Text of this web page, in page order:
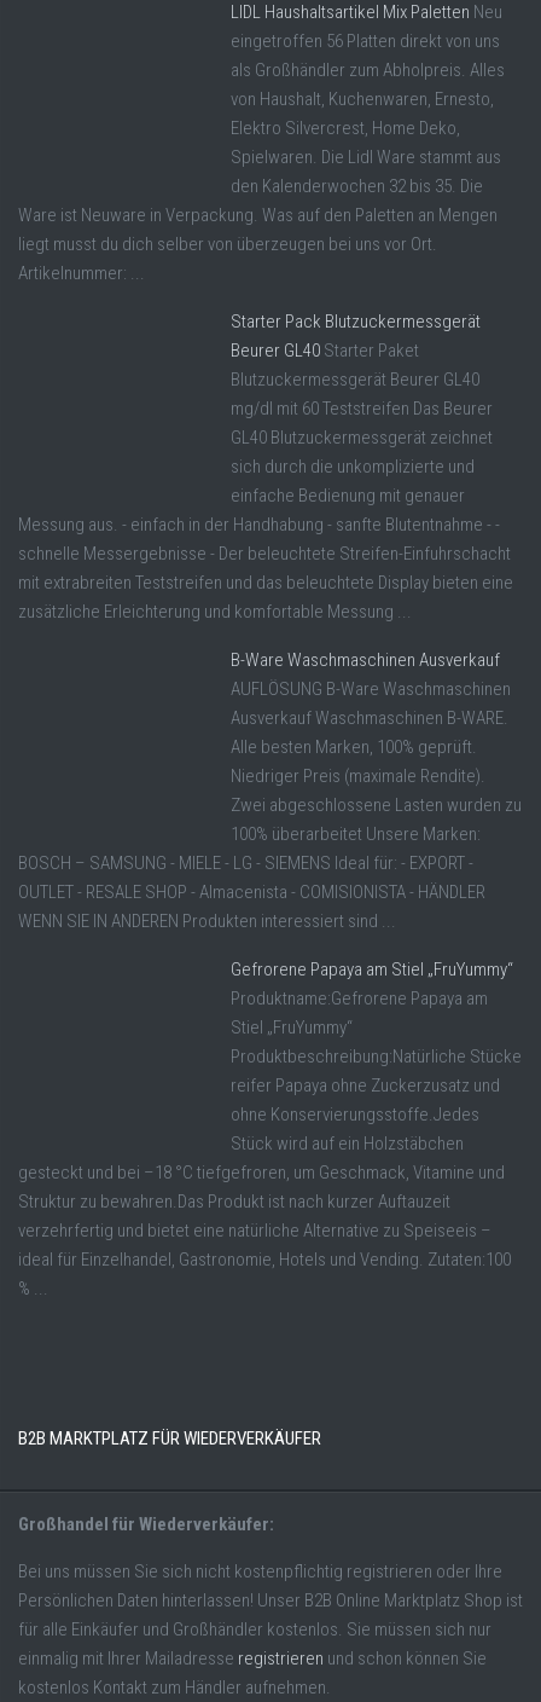
LIDL Haushaltsartikel Mix Paletten Neu
eingetroffen 56 Platten direkt von uns
als Großhändler zum Abholpreis. Alles
von Haushalt, Kuchenwaren, Ernesto,
Elektro Silvercrest, Home Deko,
Spielwaren. Die Lidl Ware stammt aus
den Kalenderwochen 32 bis 35. Die
Ware ist Neuware in Verpackung. Was auf den Paletten an Mengen
liegt musst du dich selber von überzeugen bei uns vor Ort.
Artikelnummer: ...
Starter Pack Blutzuckermessgerät
Beurer GL40 Starter Paket
Blutzuckermessgerät Beurer GL40
mg/dl mit 60 Teststreifen Das Beurer
GL40 Blutzuckermessgerät zeichnet
sich durch die unkomplizierte und
einfache Bedienung mit genauer
Messung aus. - einfach in der Handhabung - sanfte Blutentnahme - -
schnelle Messergebnisse - Der beleuchtete Streifen-Einfuhrschacht
mit extrabreiten Teststreifen und das beleuchtete Display bieten eine
zusätzliche Erleichterung und komfortable Messung ...
B-Ware Waschmaschinen Ausverkauf
AUFLÖSUNG B-Ware Waschmaschinen
Ausverkauf Waschmaschinen B-WARE.
Alle besten Marken, 100% geprüft.
Niedriger Preis (maximale Rendite).
Zwei abgeschlossene Lasten wurden zu
100% überarbeitet Unsere Marken:
BOSCH – SAMSUNG - MIELE - LG - SIEMENS Ideal für: - EXPORT -
OUTLET - RESALE SHOP - Almacenista - COMISIONISTA - HÄNDLER
WENN SIE IN ANDEREN Produkten interessiert sind ...
Gefrorene Papaya am Stiel „FruYummy“
Produktname:Gefrorene Papaya am
Stiel „FruYummy“
Produktbeschreibung:Natürliche Stücke
reifer Papaya ohne Zuckerzusatz und
ohne Konservierungsstoffe.Jedes
Stück wird auf ein Holzstäbchen
gesteckt und bei –18 °C tiefgefroren, um Geschmack, Vitamine und
Struktur zu bewahren.Das Produkt ist nach kurzer Auftauzeit
verzehrfertig und bietet eine natürliche Alternative zu Speiseeis –
ideal für Einzelhandel, Gastronomie, Hotels und Vending. Zutaten:100
% ...
B2B MARKTPLATZ FÜR WIEDERVERKÄUFER
Großhandel für Wiederverkäufer:
Bei uns müssen Sie sich nicht kostenpflichtig registrieren oder Ihre
Persönlichen Daten hinterlassen! Unser B2B Online Marktplatz Shop ist
für alle Einkäufer und Großhändler kostenlos. Sie müssen sich nur
einmalig mit Ihrer Mailadresse registrieren und schon können Sie
kostenlos Kontakt zum Händler aufnehmen.